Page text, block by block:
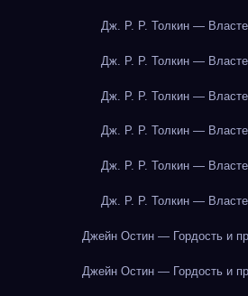
Дж. Р. Р. Толкин —
Дж. Р. Р. Толкин —
Дж. Р. Р. Толкин —
Дж. Р. Р. Толкин —
Дж. Р. Р. Толкин —
Дж. Р. Р. Толкин —
Джейн Остин — Гордость и
Джейн Остин — Гордость и